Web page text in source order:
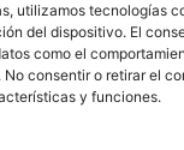
utilizamos tecnologías
del dispositivo. El
como el
consentir o retirar el
y funciones.
de Privacidad